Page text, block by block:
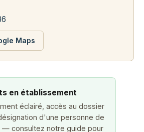
Maps
en établissement
éclairé, accès au dossier
d'une personne de
— consultez notre guide pour